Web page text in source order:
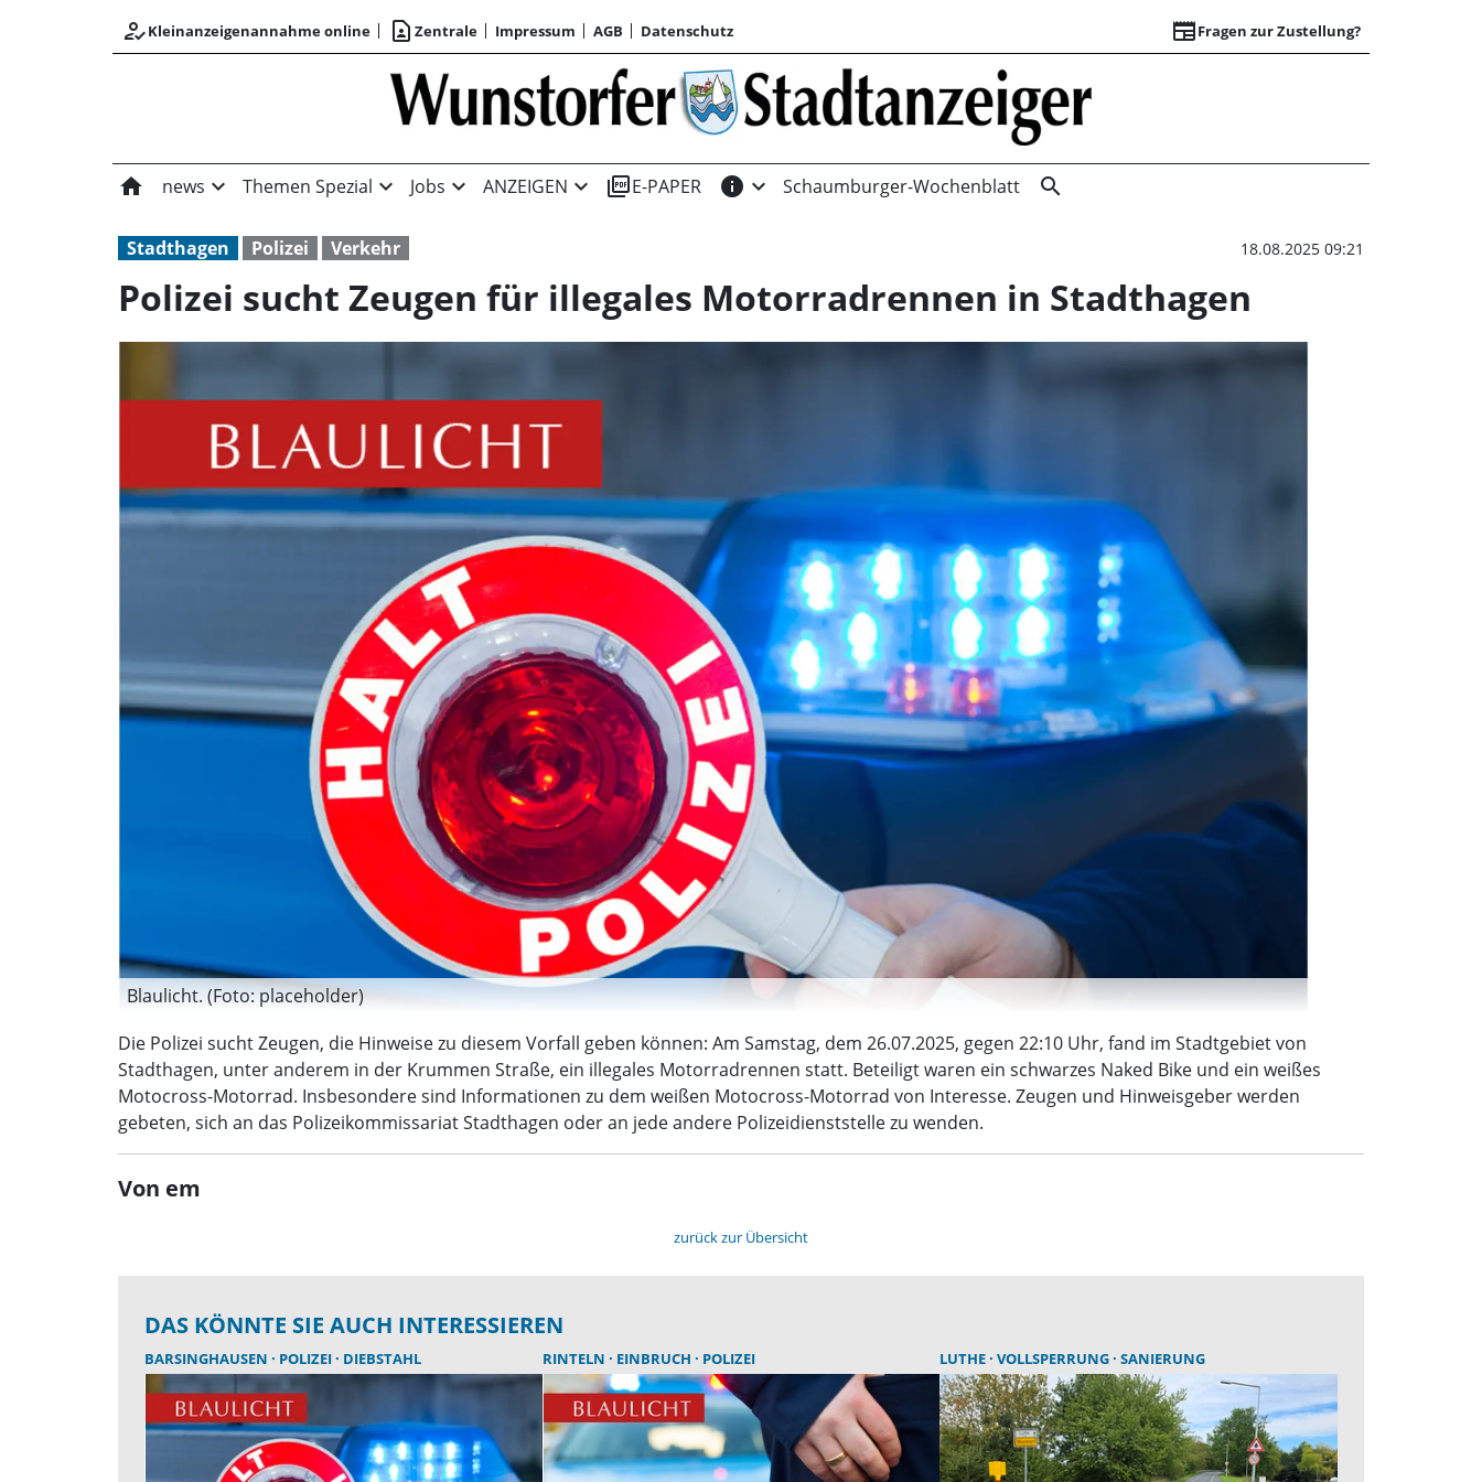
how_to_regKleinanzeigenannahme online contact_page Zentrale Impressum AGB Datenschutz newspaperFragen zur Zustellung?
Polizei sucht
home news expand_more Themen Spezial expand_more Jobs expand_more ANZEIGEN expand_more picture_as_pdfE-PAPER info expand_more Schaumburger-Wochenblatt search
Stadthagen Polizei Verkehr 18.08.2025 09:21
Polizei sucht Zeugen für illegales Motorradrennen in Stadthagen
Blaulicht. (Foto: placeholder)
Die Polizei sucht Zeugen, die Hinweise zu diesem Vorfall geben können: Am Samstag, dem 26.07.2025, gegen 22:10 Uhr, fand im Stadtgebiet von
Stadthagen, unter anderem in der Krummen Straße, ein illegales Motorradrennen statt. Beteiligt waren ein schwarzes Naked Bike und ein weißes
Motocross-Motorrad. Insbesondere sind Informationen zu dem weißen Motocross-Motorrad von Interesse. Zeugen und Hinweisgeber werden
gebeten, sich an das Polizeikommissariat Stadthagen oder an jede andere Polizeidienststelle zu wenden.
Von em
zurück zur Übersicht
DAS KÖNNTE SIE AUCH INTERESSIEREN
BARSINGHAUSEN POLIZEI DIEBSTAHL RINTELN EINBRUCH POLIZEI LUTHE VOLLSPERRUNG SANIERUNG